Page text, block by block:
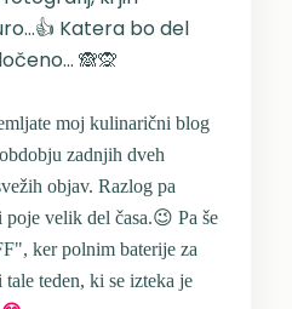
Katera bo del
🙈🙊
moj kulinarični blog
zadnjih dveh
objav. Razlog pa
velik del časa.😉 Pa še
ker polnim baterije za
teden, ki se izteka je